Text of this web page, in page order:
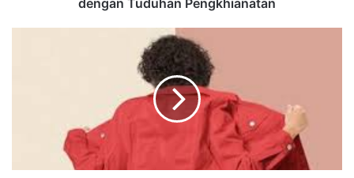
dengan Tuduhan Pengkhianatan